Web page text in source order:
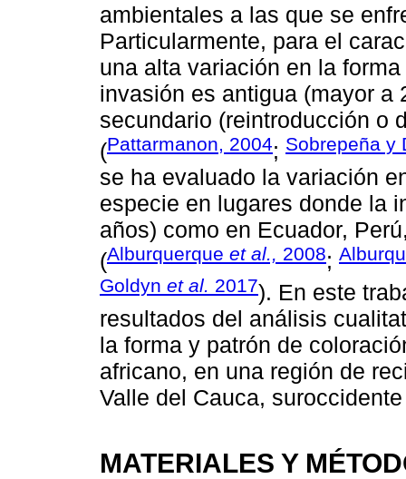
ambientales a las que se
Particularmente, para el
una alta variación en la
invasión es antigua (mayor a
secundario (reintroducción o
(Pattarmanon, 2004; Sobrepeña y
se ha evaluado la variación
especie en lugares donde la
años) como en Ecuador,
(Alburquerque et al., 2008;
Goldyn et al. 2017). En este
resultados del análisis
la forma y patrón de
africano, en una región de
Valle del Cauca,
MATERIALES Y